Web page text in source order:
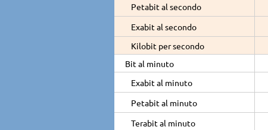
Petabit al secondo
Exabit al secondo
Kilobit per secondo
Bit al minuto
Exabit al minuto
Petabit al minuto
Terabit al minuto